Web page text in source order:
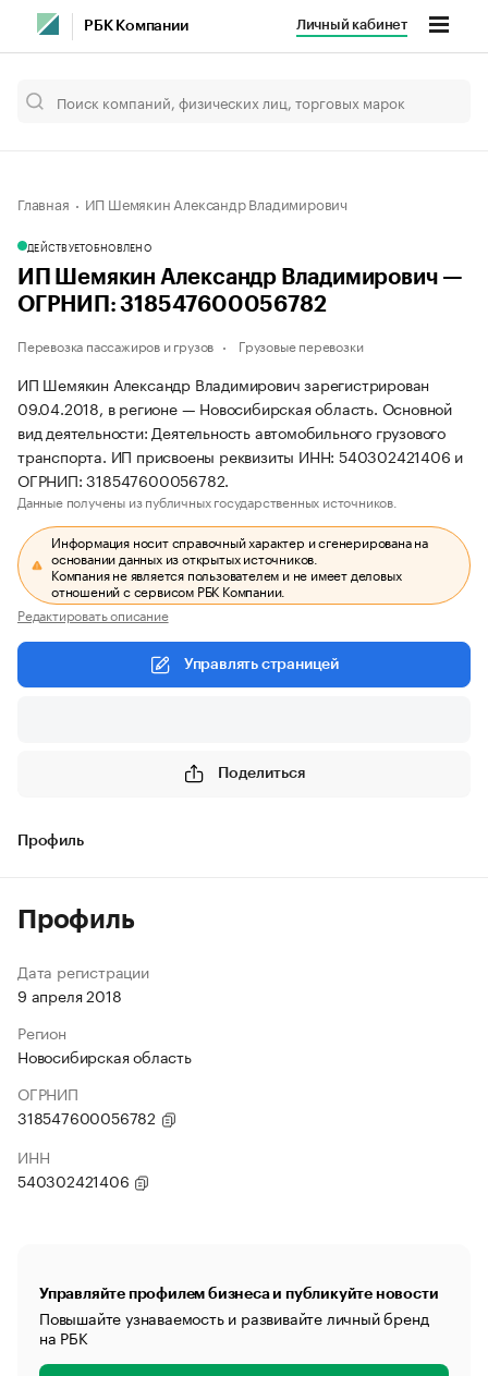
РБК Компании Личный кабинет
Главная ИП Шемякин Александр Владимирович
ДЕЙСТВУЕТОБНОВЛЕНО
ИП Шемякин Александр Владимирович —
ОГРНИП: 318547600056782
Перевозка пассажиров и грузов Грузовые перевозки
ИП Шемякин Александр Владимирович зарегистрирован
09.04.2018, в регионе — Новосибирская область. Основной
вид деятельности: Деятельность автомобильного грузового
транспорта. ИП присвоены реквизиты ИНН: 540302421406 и
ОГРНИП: 318547600056782.
Данные получены из публичных государственных источников.
Информация носит справочный характер и сгенерирована на
основании данных из открытых источников.
Компания не является пользователем и не имеет деловых
отношений с сервисом РБК Компании.
Редактировать описание
Управлять страницей
Поделиться
Профиль
Профиль
Дата регистрации
9 апреля 2018
Регион
Новосибирская область
ОГРНИП
318547600056782
ИНН
540302421406
Управляйте профилем бизнеса и публикуйте новости
Повышайте узнаваемость и развивайте личный бренд
на РБК